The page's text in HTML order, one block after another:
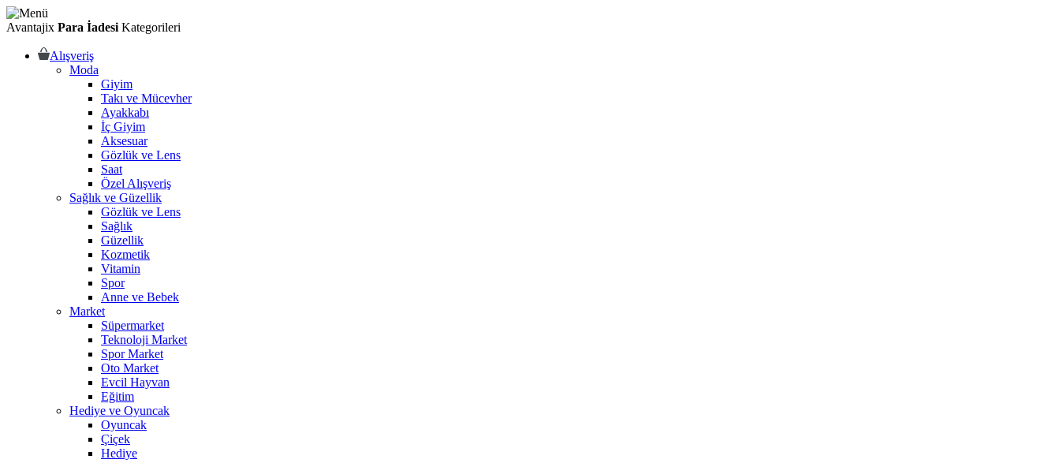
Avantajix Para İadesi Kategorileri
Alışveriş
Moda
Giyim
Takı ve Mücevher
Ayakkabı
İç Giyim
Aksesuar
Gözlük ve Lens
Saat
Özel Alışveriş
Sağlık ve Güzellik
Gözlük ve Lens
Sağlık
Güzellik
Kozmetik
Vitamin
Spor
Anne ve Bebek
Market
Süpermarket
Teknoloji Market
Spor Market
Oto Market
Evcil Hayvan
Eğitim
Hediye ve Oyuncak
Oyuncak
Çiçek
Hediye